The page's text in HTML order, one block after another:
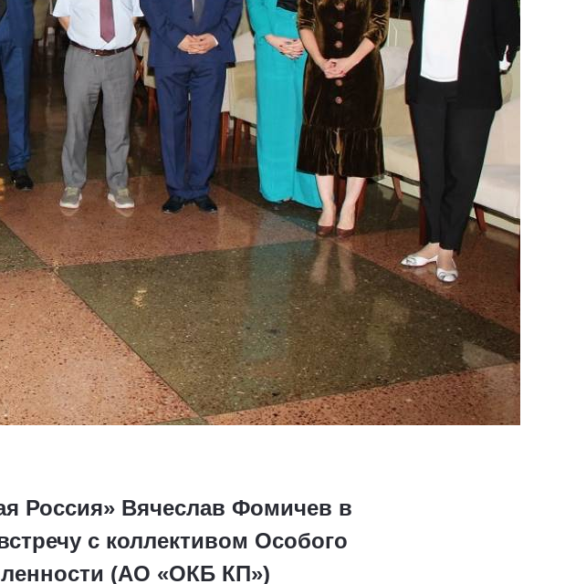
Россия» Вячеслав Фомичев в
с коллективом Особого
(АО «ОКБ КП»)